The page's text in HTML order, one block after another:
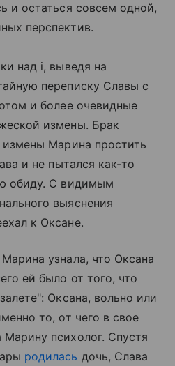
и остаться совсем одной,
перспектив.
над i, выведя на
переписку Славы с
и более очевидные
измены. Брак
измены Марина простить
и не пытался как-то
обиду. С видимым
выяснения
к Оксане.
узнала, что Оксана
ей было от того, что
Оксана, вольно или
то, от чего в свое
Марину психолог. Спустя
родилась дочь, Слава